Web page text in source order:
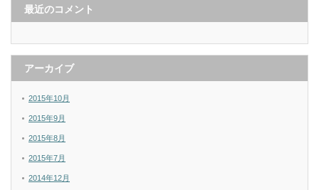
最近のコメント
アーカイブ
2015年10月
2015年9月
2015年8月
2015年7月
2014年12月